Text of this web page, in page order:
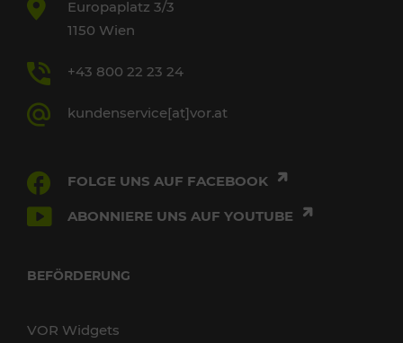
Europaplatz 3/3
1150 Wien
+43 800 22 23 24
kundenservice[at]vor.at
FOLGE UNS AUF FACEBOOK
ABONNIERE UNS AUF YOUTUBE
BEFÖRDERUNG
VOR Widgets